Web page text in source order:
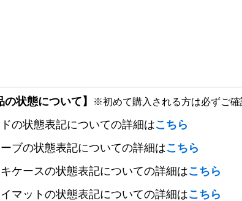
の状態について】 ※初めて購入される方は必ずご確
の状態表記についての詳細はこちら
ブの状態表記についての詳細はこちら
ケースの状態表記についての詳細はこちら
マットの状態表記についての詳細はこちら